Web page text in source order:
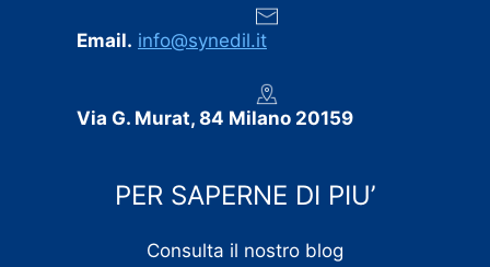
Email. info@synedil.it
Via G. Murat, 84 Milano 20159
PER SAPERNE DI PIU’
Consulta il nostro blog